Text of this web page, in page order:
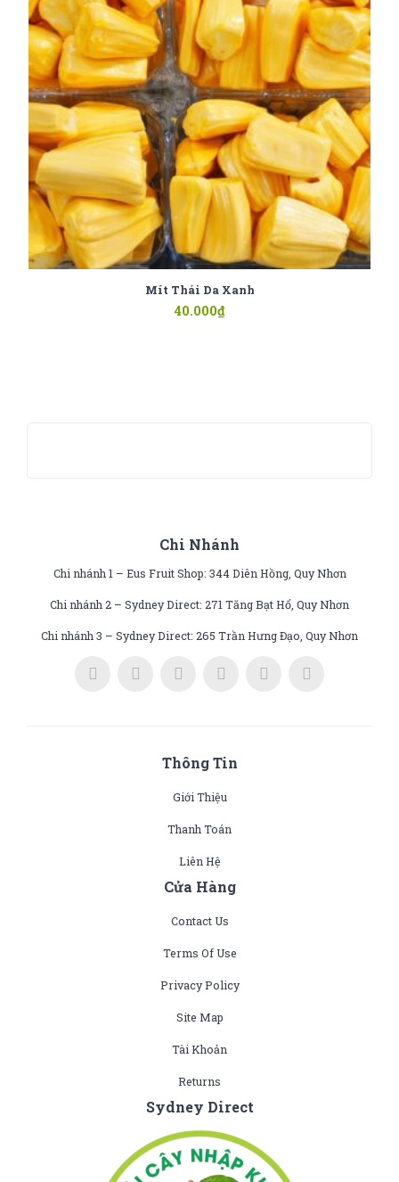
Mít Thái Da Xanh
40.000₫
Chi Nhánh
Chi nhánh 1 – Eus Fruit Shop: 344 Diên Hồng, Quy Nhơn
Chi nhánh 2 – Sydney Direct: 271 Tăng Bạt Hổ, Quy Nhơn
Chi nhánh 3 – Sydney Direct: 265 Trần Hưng Đạo, Quy Nhơn
Thông Tin
Giới Thiệu
Thanh Toán
Liên Hệ
Cửa Hàng
Contact Us
Terms Of Use
Privacy Policy
Site Map
Tài Khoản
Returns
Sydney Direct